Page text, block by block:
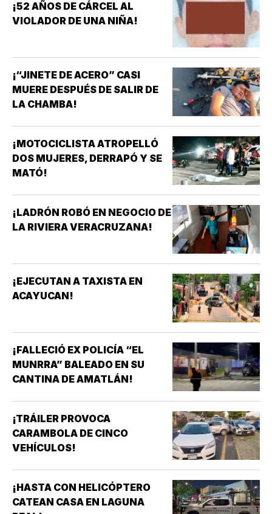
¡52 AÑOS DE CÁRCEL AL
VIOLADOR DE UNA NIÑA!
¡“JINETE DE ACERO” CASI
MUERE DESPUÉS DE SALIR DE
LA CHAMBA!
¡MOTOCICLISTA ATROPELLÓ
DOS MUJERES, DERRAPÓ Y SE
MATÓ!
¡LADRÓN ROBÓ EN NEGOCIO DE
LA RIVIERA VERACRUZANA!
¡EJECUTAN A TAXISTA EN
ACAYUCAN!
¡FALLECIÓ EX POLICÍA “EL
MUNRRA” BALEADO EN SU
CANTINA DE AMATLÁN!
¡TRÁILER PROVOCA
CARAMBOLA DE CINCO
VEHÍCULOS!
¡HASTA CON HELICÓPTERO
CATEAN CASA EN LAGUNA